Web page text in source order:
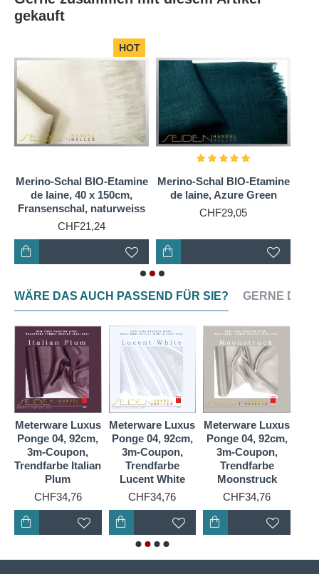
Meterware Premium Ponge 19.5, naturweiss in 112
Meterware Ponge haben wir meist in den
Ausführungen Ponge 05, Ponge 06, Ponge 08,
Ponge 10 und Ponge 12 in den Breiten 90 cm, 112
cm und 140 cm. (Nicht alle Ausführungen sind in
allen Breiten erhältlich)
naturweiss und
935 Farben erhältlich.
gekauft
HOT
Merino-Schal BIO-Etamine
de laine, 40 x 150cm,
Fransenschal, naturweiss
CHF21,24
Merino-Schal BIO-Etamine
de laine, Azure Green
CHF29,05
WÄRE DAS AUCH PASSEND FÜR SIE? GERNE
Meterware Luxus
Ponge 04, 92cm,
3m-Coupon,
Trendfarbe Italian
Plum
CHF34,76
Meterware Luxus
Ponge 04, 92cm,
3m-Coupon,
Trendfarbe
Lucent White
CHF34,76
Meterware Luxus
Ponge 04, 92cm,
3m-Coupon,
Trendfarbe
Moonstruck
CHF34,76